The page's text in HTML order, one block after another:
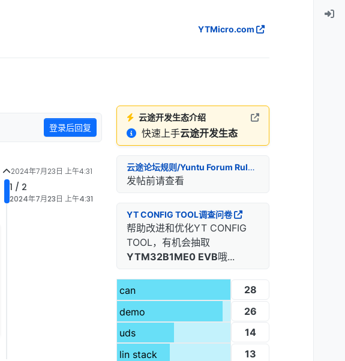
YTMicro.com
登录后回复
2024年7月23日 上午4:31
1 / 2
2024年7月23日 上午4:31
云途开发生态介绍
快速上手云途开发生态
云途论坛规则/Yuntu Forum Rules
发帖前请查看
YT CONFIG TOOL调查问卷
帮助改进和优化YT CONFIG
TOOL，有机会抽取
YTM32B1ME0 EVB哦...
can
28
demo
26
uds
14
lin stack
13